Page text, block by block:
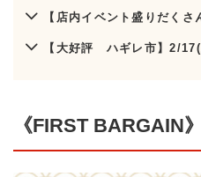
【店内イベント盛りだくさ
【大好評 ハギレ市】2/
《FIRST BARGAIN》